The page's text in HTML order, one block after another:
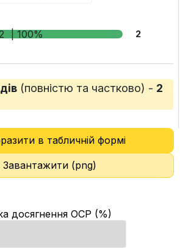
| 100% 2
(повністю та частково) - 2
в табличній формі
Завантажити (png)
досягнення ОСР (%)